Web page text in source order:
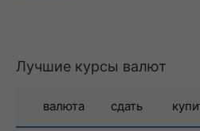
Лучшие курсы валют
валюта сдать